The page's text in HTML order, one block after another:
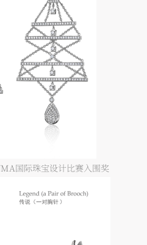
国际珠宝设计比赛入围奖